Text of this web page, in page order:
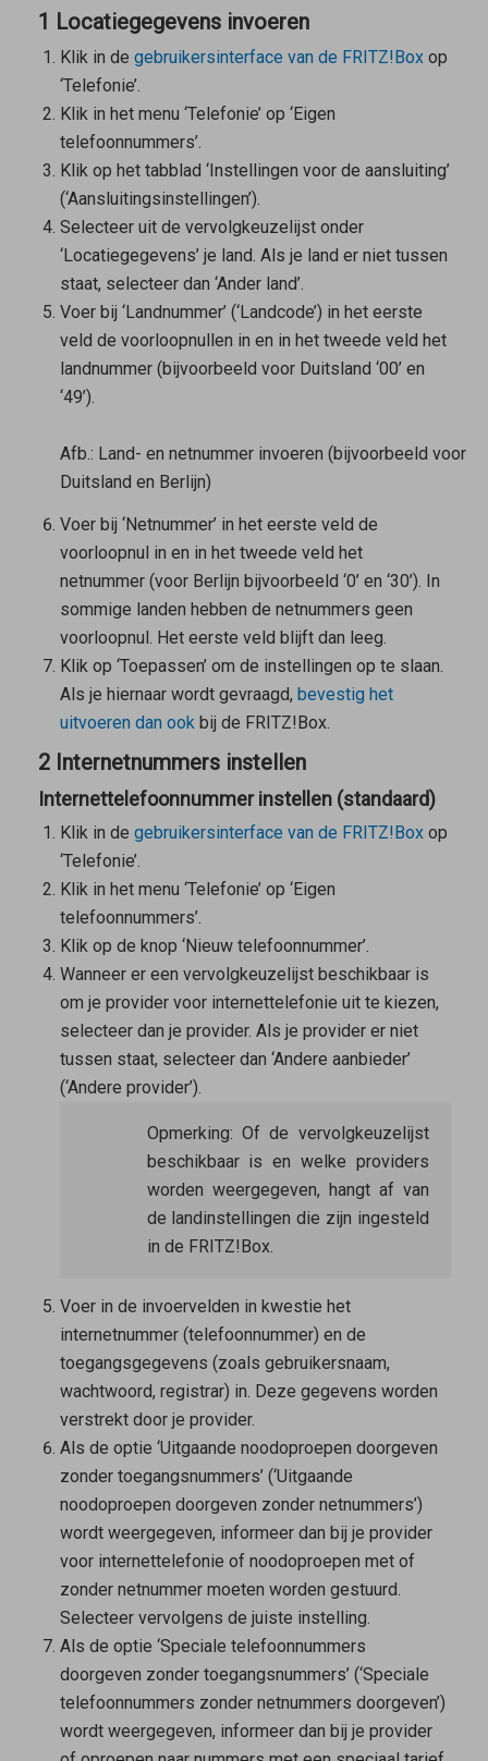
1 Locatiegegevens invoeren
Klik in de gebruikersinterface van de FRITZ!Boxop
‘Telefonie’.
Klik in het menu ‘Telefonie’ op ‘Eigen
telefoonnummers’.
Klik op het tabblad ‘Instellingen voor de aansluiting’
(‘Aansluitingsinstellingen’).
Selecteer uit de vervolgkeuzelijst onder
‘Locatiegegevens’ je land. Als je land er niet tussen
staat, selecteer dan ‘Ander land’.
Voer bij ‘Landnummer’ (‘Landcode’) in het eerste
veld de voorloopnullen in en in het tweede veld het
landnummer (bijvoorbeeld voor Duitsland ‘00’ en
‘49’).
Afb.: Land- en netnummer invoeren (bijvoorbeeld voor
Duitsland en Berlijn)
Voer bij ‘Netnummer’ in het eerste veld de
voorloopnul in en in het tweede veld het
netnummer (voor Berlijn bijvoorbeeld ‘0’ en ‘30’). In
sommige landen hebben de netnummers geen
voorloopnul. Het eerste veld blijft dan leeg.
Klik op ‘Toepassen’ om de instellingen op te slaan.
Als je hiernaar wordt gevraagd, bevestig het
uitvoeren dan ookbij de FRITZ!Box.
2 Internetnummers instellen
Internettelefoonnummer instellen (standaard)
Klik in de gebruikersinterface van de FRITZ!Boxop
‘Telefonie’.
Klik in het menu ‘Telefonie’ op ‘Eigen
telefoonnummers’.
Klik op de knop ‘Nieuw telefoonnummer’.
Wanneer er een vervolgkeuzelijst beschikbaar is
om je provider voor internettelefonie uit te kiezen,
selecteer dan je provider. Als je provider er niet
tussen staat, selecteer dan ‘Andere aanbieder’
(‘Andere provider’).
Opmerking: Of de vervolgkeuzelijst
beschikbaar is en welke providers
worden weergegeven, hangt af van
de landinstellingen die zijn ingesteld
in de FRITZ!Box.
Voer in de invoervelden in kwestie het
internetnummer (telefoonnummer) en de
toegangsgegevens (zoals gebruikersnaam,
wachtwoord, registrar) in. Deze gegevens worden
verstrekt door je provider.
Als de optie ‘Uitgaande noodoproepen doorgeven
zonder toegangsnummers’ (‘Uitgaande
noodoproepen doorgeven zonder netnummers’)
wordt weergegeven, informeer dan bij je provider
voor internettelefonie of noodoproepen met of
zonder netnummer moeten worden gestuurd.
Selecteer vervolgens de juiste instelling.
Als de optie ‘Speciale telefoonnummers
doorgeven zonder toegangsnummers’ (‘Speciale
telefoonnummers zonder netnummers doorgeven’)
wordt weergegeven, informeer dan bij je provider